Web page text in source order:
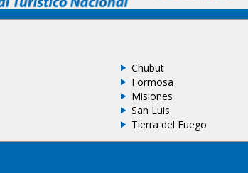
Chubut
Formosa
Misiones
San Luis
Tierra del Fuego